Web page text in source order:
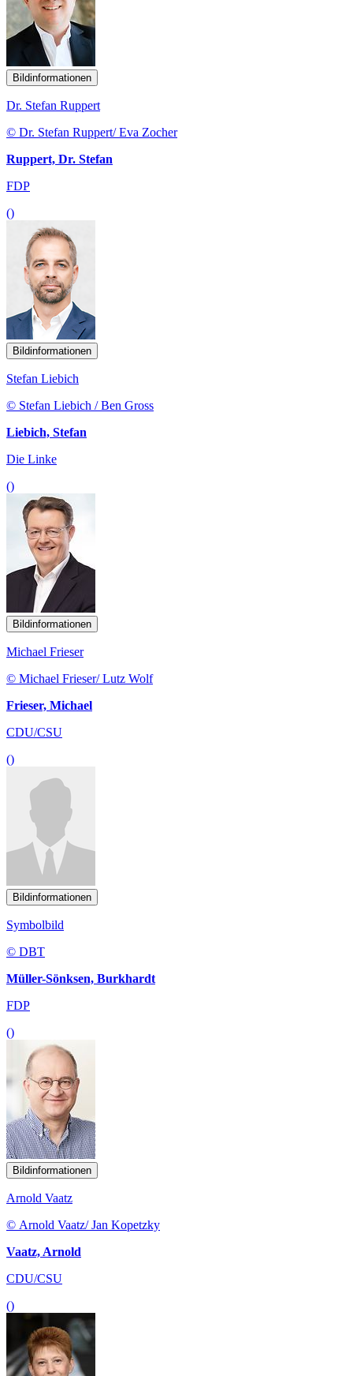
Bildinformationen
Dr. Stefan Ruppert
© Dr. Stefan Ruppert/ Eva Zocher
Ruppert, Dr. Stefan
FDP
()
Bildinformationen
Stefan Liebich
© Stefan Liebich / Ben Gross
Liebich, Stefan
Die Linke
()
Bildinformationen
Michael Frieser
© Michael Frieser/ Lutz Wolf
Frieser, Michael
CDU/CSU
()
Bildinformationen
Symbolbild
© DBT
Müller-Sönksen, Burkhardt
FDP
()
Bildinformationen
Arnold Vaatz
© Arnold Vaatz/ Jan Kopetzky
Vaatz, Arnold
CDU/CSU
()